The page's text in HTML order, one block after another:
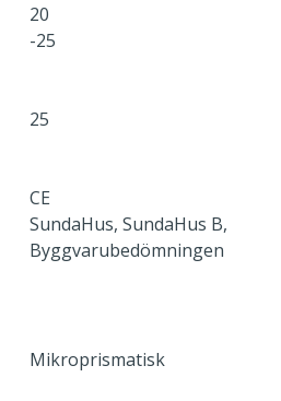
20
-25
25
CE
SundaHus, SundaHus B,
Byggvarubedömningen
Mikroprismatisk